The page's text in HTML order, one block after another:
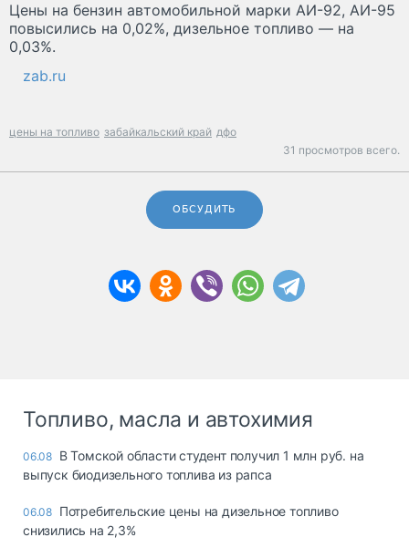
Цены на бензин автомобильной марки АИ-92, АИ-95
повысились на 0,02%, дизельное топливо — на
0,03%.
zab.ru
цены на топливо забайкальский край дфо
31 просмотров всего.
ОБСУДИТЬ
Топливо, масла и автохимия
06.08 В Томской области студент получил 1 млн руб. на
выпуск биодизельного топлива из рапса
06.08 Потребительские цены на дизельное топливо
снизились на 2,3%